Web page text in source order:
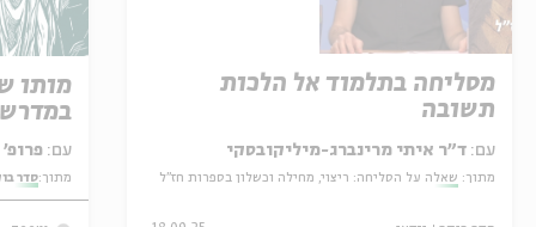
מסליחה בתלמוד אל הלכות
תשובה
עם: ד"ר איתי מרינברג-מיליקובסקי
מתוך: שאלה על הסליחה: ריצוי, מחילה וכשלון בספרות חז"ל
מותו
עם: פרופ' אביגדור שנאן
מתוך:סדר